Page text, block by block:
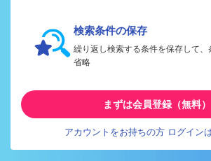
検索条件の保存
繰り返し検索する条件を保存して、
省略
まずは会員登録（無料）
アカウントをお持ちの方 ログイン